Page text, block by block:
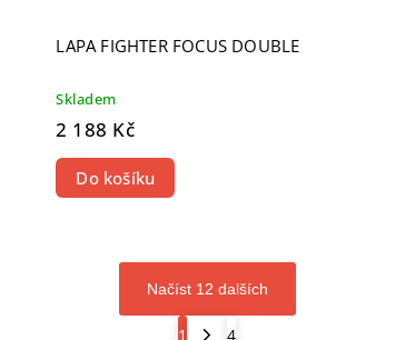
LAPA FIGHTER FOCUS DOUBLE
Skladem
2 188 Kč
Do košíku
Načíst 12 dalších
1
4